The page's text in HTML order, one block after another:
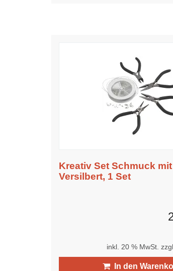
Kreativ Set Schmuck
Versilbert, 1 Set
inkl. 20 % MwSt.
In den